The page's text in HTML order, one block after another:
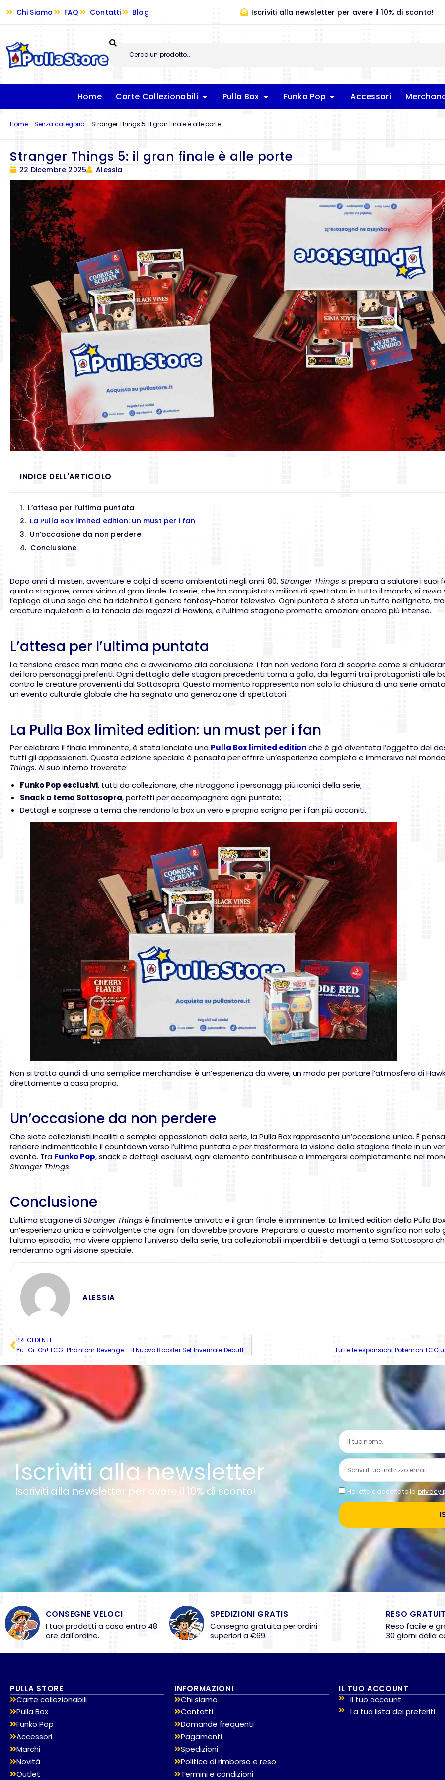
Chi Siamo FAQ Contatti Blog Iscriviti alla newsletter per avere il 10% di sconto!
Home Carte Collezionabili Pulla Box Funko Pop Accessori
Home- Senza categoria - Stranger Things 5: il gran finale è alle porte
Stranger Things 5: il gran finale è alle porte
22 Dicembre 2025 Alessia
INDICE DELL'ARTICOLO
L’attesa per l’ultima puntata
La Pulla Box limited edition: un must per i fan
Un’occasione da non perdere
Conclusione
Dopo anni di misteri, avventure e colpi di scena ambientati negli anni ’80,Stranger Things si prepara a salutare i suoi
quinta stagione, ormai vicina al gran finale. La serie, che ha conquistato milioni di spettatori in tutto il mondo, si avvia
l’epilogo di una saga che ha ridefinito il genere fantasy-horror televisivo. Ogni puntata è stata un tuffo nell’ignoto,
creature inquietanti e la tenacia dei ragazzi di Hawkins, e l’ultima stagione promette emozioni ancora più intense.
L’attesa per l’ultima puntata
La tensione cresce man mano che ci avviciniamo alla conclusione: i fan non vedono l’ora di scoprire come si
dei loro personaggi preferiti. Ogni dettaglio delle stagioni precedenti torna a galla, dai legami tra i protagonisti alle
contro le creature provenienti dal Sottosopra. Questo momento rappresenta non solo la chiusura di una serie
un evento culturale globale che ha segnato una generazione di spettatori.
La Pulla Box limited edition: un must per i fan
Per celebrare il finale imminente, è stata lanciata una Pulla Box limited editionche è già diventata l’oggetto del
tutti gli appassionati. Questa edizione speciale è pensata per offrire un’esperienza completa e immersiva nel
Things. Al suo interno troverete:
Funko Pop esclusivi, tutti da collezionare, che ritraggono i personaggi più iconici della serie;
Snack a tema Sottosopra, perfetti per accompagnare ogni puntata;
Dettagli e sorprese a tema che rendono la box un vero e proprio scrigno per i fan più accaniti.
Non si tratta quindi di una semplice merchandise: è un’esperienza da vivere, un modo per portare l’atmosfera di
direttamente a casa propria.
Un’occasione da non perdere
Che siate collezionisti incalliti o semplici appassionati della serie, la Pulla Box rappresenta un’occasione unica. È
rendere indimenticabile il countdown verso l’ultima puntata e per trasformare la visione della stagione finale in un
evento. Tra Funko Pop, snack e dettagli esclusivi, ogni elemento contribuisce a immergersi completamente nel
Stranger Things.
Conclusione
L’ultima stagione diStranger Things è finalmente arrivata e il gran finale è imminente. La limited edition della Pulla
un’esperienza unica e coinvolgente che ogni fan dovrebbe provare. Prepararsi a questo momento significa non solo
l’ultimo episodio, ma vivere appieno l’universo della serie, tra collezionabili imperdibili e dettagli a tema Sottosopra
renderanno ogni visione speciale.
ALESSIA
PRECEDENTE
Yu-Gi-Oh! TCG: Phantom Revenge – Il Nuovo Booster Set Invernale Debutta Oggi
Tutte le espansioni Pokémon TCG
Iscriviti alla newsletter
Iscriviti alla newsletter per avere il 10% di sconto! Ho letto e accettato la privacy
CONSEGNE VELOCI
I tuoi prodotti a casa entro 48
ore dall'ordine.
SPEDIZIONI GRATIS
Consegna gratuita per ordini
superiori a €69.
RESO
Reso facile e
30 giorni dalla
PULLA STORE
Carte collezionabili
Pulla Box
Funko Pop
Accessori
Marchi
Novità
Outlet
INFORMAZIONI
Chi siamo
Contatti
Domande frequenti
Pagamenti
Spedizioni
Politica di rimborso e reso
Termini e condizioni
IL TUO ACCOUNT
Il tuo account
La tua lista dei preferiti